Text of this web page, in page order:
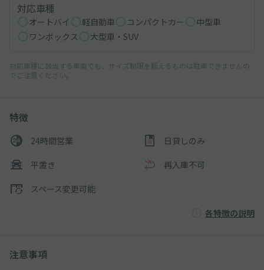
対応車種
オートバイ 軽自動車 コンパクトカー
中型車
ワンボックス
大型車・SUV
対応車種に該当する車両でも、サイズ制限を超えるものは駐車できませんの
でご注意ください。
特徴
24時間営業 日貸しのみ
平置き 再入庫不可
スペース変更可能
各特徴の説明
注意事項